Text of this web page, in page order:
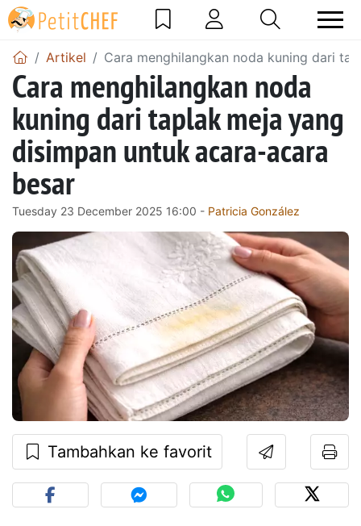
Artikel Cara menghilangkan noda kuning dari
Cara menghilangkan noda
kuning dari taplak meja yang
disimpan untuk acara-acara
besar
Tuesday 23 December 2025 16:00 - Patricia González
Tambahkan ke favorit